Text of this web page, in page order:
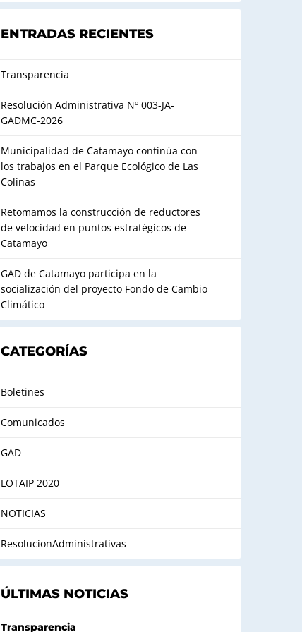
ENTRADAS RECIENTES
Transparencia
Resolución Administrativa Nº 003-JA-
GADMC-2026
Municipalidad de Catamayo continúa con
los trabajos en el Parque Ecológico de Las
Colinas
Retomamos la construcción de reductores
de velocidad en puntos estratégicos de
Catamayo
GAD de Catamayo participa en la
socialización del proyecto Fondo de Cambio
Climático
CATEGORÍAS
Boletines
Comunicados
GAD
LOTAIP 2020
NOTICIAS
ResolucionAdministrativas
ÚLTIMAS NOTICIAS
Transparencia